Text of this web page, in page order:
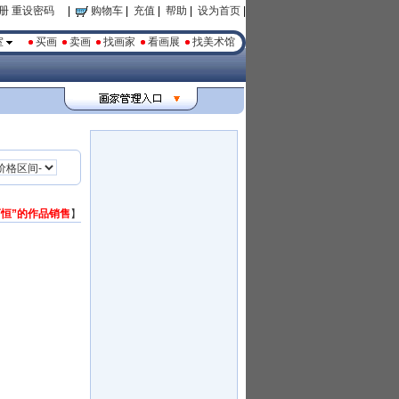
重设密码 购物车 充值 帮助 设为首页
买画 卖画 找画家 看画展 找美术馆
”的作品销售 】